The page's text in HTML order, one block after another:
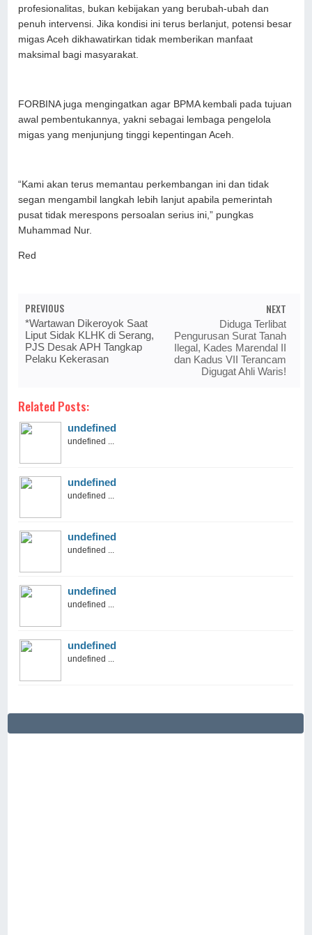
profesionalitas, bukan kebijakan yang berubah-ubah dan
penuh intervensi. Jika kondisi ini terus berlanjut, potensi besar
migas Aceh dikhawatirkan tidak memberikan manfaat
maksimal bagi masyarakat.
FORBINA juga mengingatkan agar BPMA kembali pada tujuan
awal pembentukannya, yakni sebagai lembaga pengelola
migas yang menjunjung tinggi kepentingan Aceh.
“Kami akan terus memantau perkembangan ini dan tidak
segan mengambil langkah lebih lanjut apabila pemerintah
pusat tidak merespons persoalan serius ini,” pungkas
Muhammad Nur.
Red
PREVIOUS
*Wartawan Dikeroyok Saat
Liput Sidak KLHK di Serang,
PJS Desak APH Tangkap
Pelaku Kekerasan
NEXT
Diduga Terlibat
Pengurusan Surat Tanah
Ilegal, Kades Marendal II
dan Kadus VII Terancam
Digugat Ahli Waris!
Related Posts:
undefined
undefined ...
undefined
undefined ...
undefined
undefined ...
undefined
undefined ...
undefined
undefined ...